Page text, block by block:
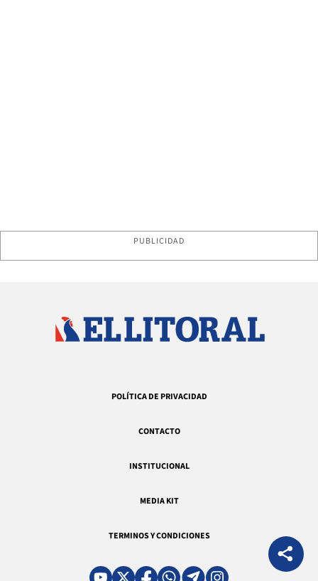
PUBLICIDAD
POLÍTICA DE PRIVACIDAD
CONTACTO
INSTITUCIONAL
MEDIA KIT
TERMINOS Y CONDICIONES